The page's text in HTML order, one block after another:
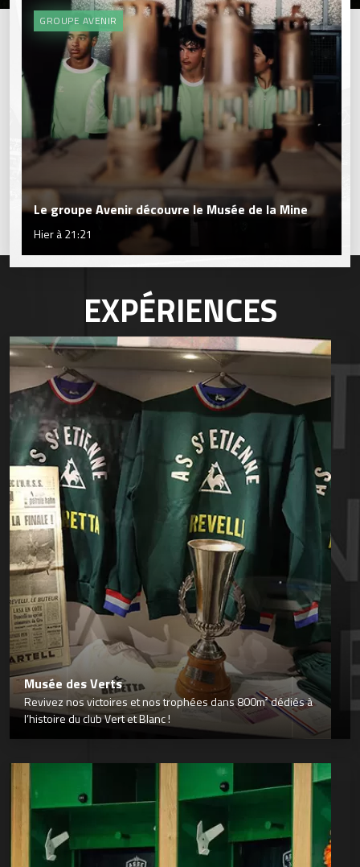
GROUPE AVENIR
Le groupe Avenir découvre le Musée de la Mine
Hier à 21:21
EXPÉRIENCES
Musée des Verts
Revivez nos victoires et nos trophées dans 800m² dédiés à
l’histoire du club Vert et Blanc !